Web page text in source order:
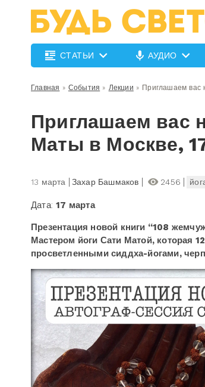
СТАТЬИ АУДИО
Главная » События » Лекции » Приглашаем вас
Приглашаем вас
Маты в Москве,
13 марта Захар Башмаков 2456
Дата:17 марта
Презентация новой книги “108
Мастером йоги Сати Матой, которая
просветленными сиддха-йогами,